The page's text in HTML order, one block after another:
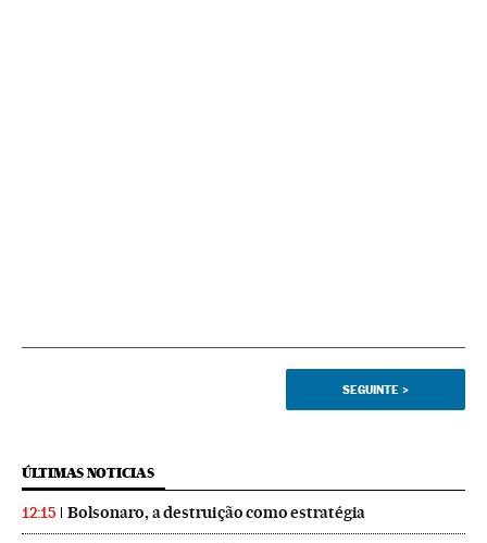
SEGUINTE >
ÚLTIMAS NOTICIAS
12:15 Bolsonaro, a destruição como estratégia